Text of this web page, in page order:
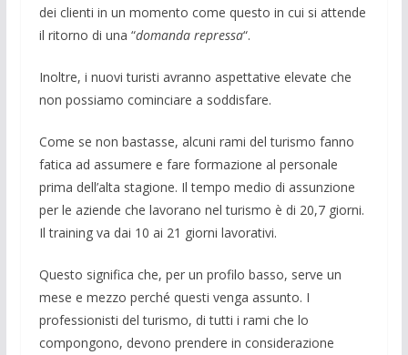
dei clienti in un momento come questo in cui si attende
il ritorno di una “domanda repressa“.
Inoltre, i nuovi turisti avranno aspettative elevate che
non possiamo cominciare a soddisfare.
Come se non bastasse, alcuni rami del turismo fanno
fatica ad assumere e fare formazione al personale
prima dell’alta stagione. Il tempo medio di assunzione
per le aziende che lavorano nel turismo è di 20,7 giorni.
Il training va dai 10 ai 21 giorni lavorativi.
Questo significa che, per un profilo basso, serve un
mese e mezzo perché questi venga assunto. I
professionisti del turismo, di tutti i rami che lo
compongono, devono prendere in considerazione